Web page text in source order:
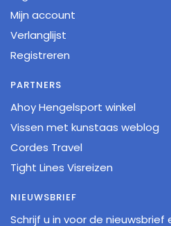
Mijn account
Verlanglijst
Registreren
PARTNERS
Ahoy Hengelsport winkel
Vissen met kunstaas weblog
Cordes Travel
Tight Lines Visreizen
NIEUWSBRIEF
Schrijf u in voor de